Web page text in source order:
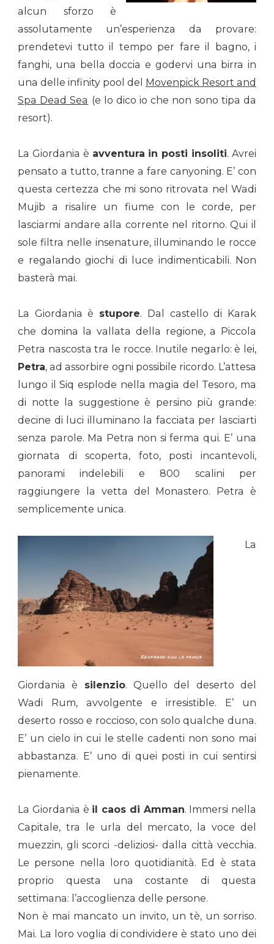
alcun sforzo è
assolutamente un’esperienza da provare:
prendetevi tutto il tempo per fare il bagno, i
fanghi, una bella doccia e godervi una birra in
una delle infinity pool del Movenpick Resort and
Spa Dead Sea (e lo dico io che non sono tipa da
resort).
La Giordania è avventura in posti insoliti. Avrei
pensato a tutto, tranne a fare canyoning. E’ con
questa certezza che mi sono ritrovata nel Wadi
Mujib a risalire un fiume con le corde, per
lasciarmi andare alla corrente nel ritorno. Qui il
sole filtra nelle insenature, illuminando le rocce
e regalando giochi di luce indimenticabili. Non
basterà mai.
La Giordania è stupore. Dal castello di Karak
che domina la vallata della regione, a Piccola
Petra nascosta tra le rocce. Inutile negarlo: è lei,
Petra, ad assorbire ogni possibile ricordo. L’attesa
lungo il Siq esplode nella magia del Tesoro, ma
di notte la suggestione è persino più grande:
decine di luci illuminano la facciata per lasciarti
senza parole. Ma Petra non si ferma qui. E’ una
giornata di scoperta, foto, posti incantevoli,
panorami indelebili e 800 scalini per
raggiungere la vetta del Monastero. Petra è
semplicemente unica.
La
Giordania è silenzio. Quello del deserto del
Wadi Rum, avvolgente e irresistible. E’ un
deserto rosso e roccioso, con solo qualche duna.
E’ un cielo in cui le stelle cadenti non sono mai
abbastanza. E’ uno di quei posti in cui sentirsi
pienamente.
La Giordania è il caos di Amman. Immersi nella
Capitale, tra le urla del mercato, la voce del
muezzin, gli scorci -deliziosi- dalla città vecchia.
Le persone nella loro quotidianità. Ed è stata
proprio questa una costante di questa
settimana: l’accoglienza delle persone.
Non è mai mancato un invito, un tè, un sorriso.
Mai. La loro voglia di condividere è stato uno dei